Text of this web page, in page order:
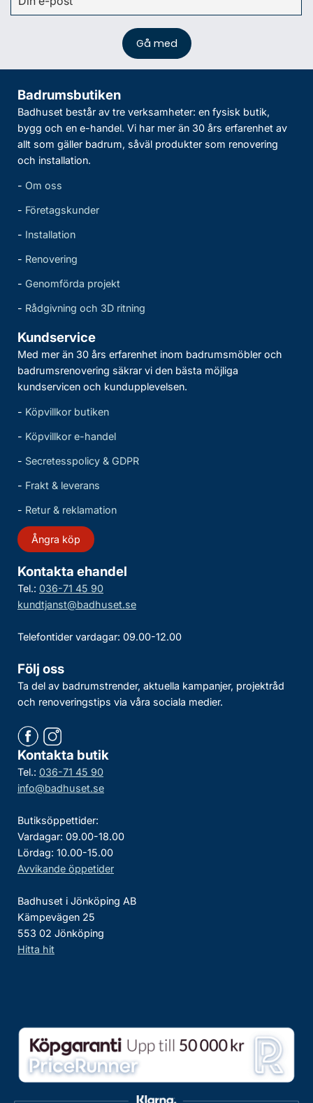
Badrumsbutiken
Badhuset består av tre verksamheter: en fysisk butik,
bygg och en e-handel. Vi har mer än 30 års erfarenhet av
allt som gäller badrum, såväl produkter som renovering
och installation.
- Om oss
- Företagskunder
- Installation
- Renovering
- Genomförda projekt
- Rådgivning och 3D ritning
Kundservice
Med mer än 30 års erfarenhet inom badrumsmöbler och
badrumsrenovering säkrar vi den bästa möjliga
kundservicen och kundupplevelsen.
- Köpvillkor butiken
- Köpvillkor e-handel
- Secretesspolicy & GDPR
- Frakt & leverans
- Retur & reklamation
Ångra köp
Kontakta ehandel
Tel.: 036-71 45 90
kundtjanst@badhuset.se
Telefontider vardagar: 09.00-12.00
Följ oss
Ta del av badrumstrender, aktuella kampanjer, projektråd
och renoveringstips via våra sociala medier.
Kontakta butik
Tel.: 036-71 45 90
info@badhuset.se
Butiksöppettider:
Vardagar: 09.00-18.00
Lördag: 10.00-15.00
Avvikande öppetider
Badhuset i Jönköping AB
Kämpevägen 25
553 02 Jönköping
Hitta hit